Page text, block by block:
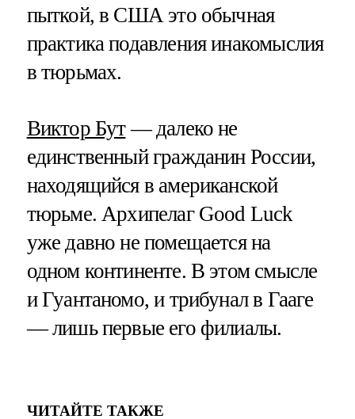
пыткой, в США это обычная
практика подавления инакомыслия
в тюрьмах.
Виктор Бут— далеко не
единственный гражданин России,
находящийся в американской
тюрьме. Архипелаг Good Luck
уже давно не помещается на
одном континенте. В этом смысле
и Гуантаномо, и трибунал в Гааге
— лишь первые его филиалы.
ЧИТАЙТЕ ТАКЖЕ